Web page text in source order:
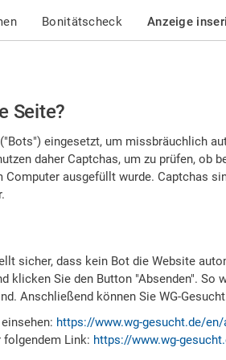
Bonitätscheck Anzeige
Seite?
eingesetzt, um missbräuchlich
daher Captchas, um zu prüfen, ob
Computer ausgefüllt wurde. Captchas
sicher, dass kein Bot die Website
klicken Sie den Button "Absenden". So
Anschließend können Sie WG-
https://www.wg-gesucht.de/en/
folgendem Link: https://www.wg-